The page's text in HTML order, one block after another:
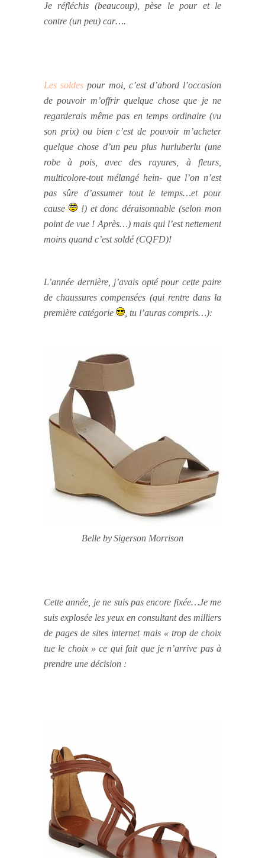
Je réfléchis (beaucoup), pèse le pour et le
contre (un peu) car….
Les soldes pour moi, c’est d’abord l’occasion
de pouvoir m’offrir quelque chose que je ne
regarderais même pas en temps ordinaire (vu
son prix) ou bien c’est de pouvoir m’acheter
quelque chose d’un peu plus hurluberlu (une
robe à pois, avec des rayures, à fleurs,
multicolore-tout mélangé hein- que l’on n’est
pas sûre d’assumer tout le temps…et pour
cause
!) et donc déraisonnable (selon mon
point de vue ! Après…) mais qui l’est nettement
moins quand c’est soldé (CQFD)!
L’année dernière, j’avais opté pour cette paire
de chaussures compensées (qui rentre dans la
première catégorie
, tu l’auras compris…):
Belle bySigerson Morrison
Cette année, je ne suis pas encore fixée…Je me
suis explosée les yeux en consultant des milliers
de pages de sites internet mais « trop de choix
tue le choix » ce qui fait que je n’arrive pas à
prendre une décision :